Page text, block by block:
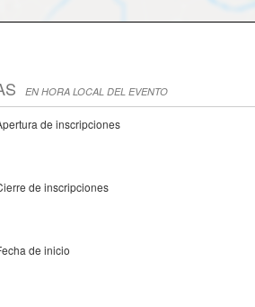
EN HORA LOCAL DEL EVENTO
de inscripciones
de inscripciones
de inicio